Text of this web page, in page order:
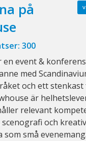
på
300
en event &
med
och ett
är
relevant
och
små